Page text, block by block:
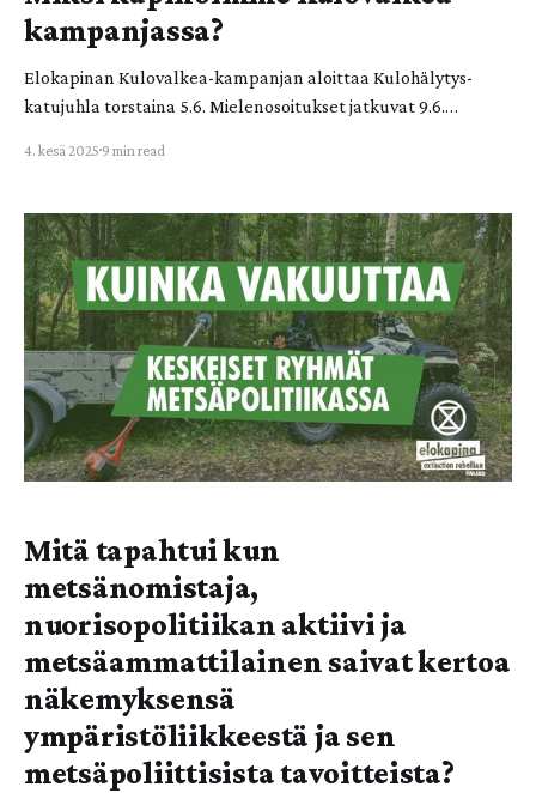
kampanjassa?
Elokapinan Kulovalkea-kampanjan aloittaa Kulohälytys-
katujuhla torstaina 5.6. Mielenosoitukset jatkuvat 9.6.
kulttuuriin. Leikkaukset on kohdistettava neljän miljardin
suuruisiin ympäristölle ja ilmastolle haitallisiin tukiin. 2.
Ilmastolaista ei peruuteta! Ilmastokatastrofi kiihtyy – emme
voi
4. kesä 2025 9 min read
Mitä tapahtui kun
metsänomistaja,
nuorisopolitiikan aktiivi ja
metsäammattilainen saivat kertoa
näkemyksensä
ympäristöliikkeestä ja sen
metsäpoliittisista tavoitteista?